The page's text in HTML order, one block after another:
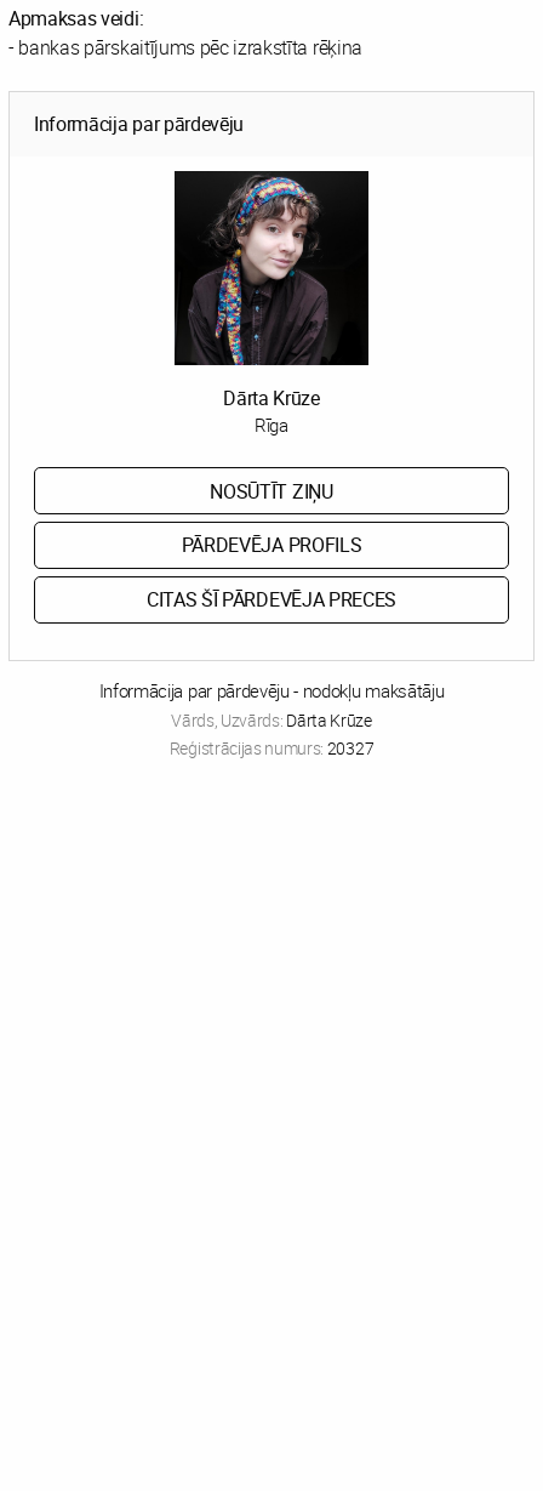
Apmaksas veidi:
- bankas pārskaitījums pēc izrakstīta rēķina
Informācija par pārdevēju
Dārta Krūze
Rīga
NOSŪTĪT ZIŅU
PĀRDEVĒJA PROFILS
CITAS ŠĪ PĀRDEVĒJA PRECES
Informācija par pārdevēju - nodokļu maksātāju
Vārds, Uzvārds: Dārta Krūze
Reģistrācijas numurs: 20327